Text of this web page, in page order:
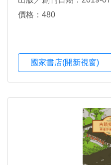
價格：480
國家書店(開新視窗)